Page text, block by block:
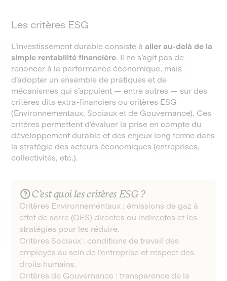
Les critères ESG
L’investissement durable consiste àaller au-delà de la
simple rentabilité financière. Il ne s’agit pas de
renoncer à la performance économique, mais
d’adopter un ensemble de pratiques et de
mécanismes qui s’appuient — entre autres — sur des
critères dits extra-financiers ou critères ESG
(Environnementaux, Sociaux et de Gouvernance). Ces
critères permettent d’évaluer la prise en compte du
développement durable et des enjeux long terme dans
la stratégie des acteurs économiques (entreprises,
collectivités, etc.).
C’est quoi les critères ESG ?
Critères Environnementaux : émissions de gaz à
effet de serre (GES) directes ou indirectes et les
stratégies pour les réduire.
Critères Sociaux : conditions de travail des
employés au sein de l’entreprise et respect des
droits humains.
Critères de Gouvernance : transparence de la